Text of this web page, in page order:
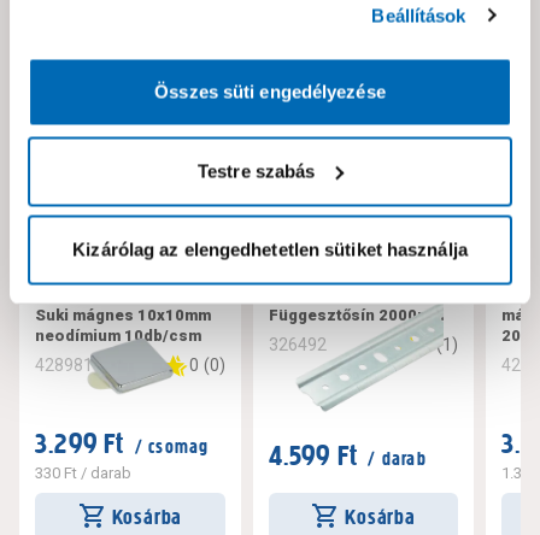
Beállítások
Összes süti engedélyezése
Testre szabás
Kizárólag az elengedhetetlen sütiket használja
Suki mágnes 10x10mm
neodímium 10db/csm
428981 0 (0)
3.299 Ft / csomag
330 Ft / darab
Kosárba
Függesztősín 2000mm
326492 5 (1)
4.599 Ft / darab
Kosárba